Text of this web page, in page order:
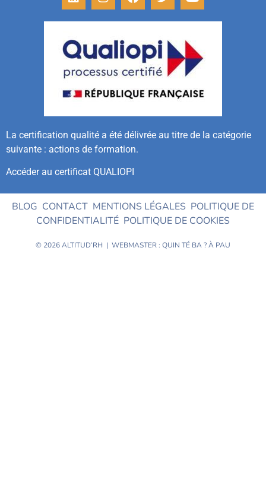
La certification qualité a été délivrée au titre de la catégorie
suivante : actions de formation.
Accéder au certificat QUALIOPI
BLOG CONTACT MENTIONS LÉGALES POLITIQUE DE
CONFIDENTIALITÉ POLITIQUE DE COOKIES
© 2026 ALTITUD’RH | WEBMASTER : QUIN TÉ BA ?À PAU